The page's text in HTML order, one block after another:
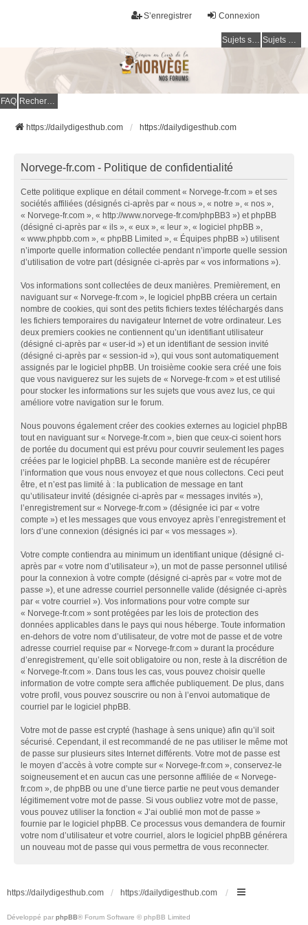
Connexion
S’enregistrer
Sujets sans réponse Sujets actifs
FAQ Rechercher
https://dailydigesthub.com https://dailydigesthub.com
Norvege-fr.com - Politique de confidentialité
Cette politique explique en détail comment « Norvege-fr.com » et ses
sociétés affiliées (désignés ci-après par « nous », « notre », « nos »,
« Norvege-fr.com », « http://www.norvege-fr.com/phpBB3 ») et phpBB
(désigné ci-après par « ils », « eux », « leur », « logiciel phpBB »,
« www.phpbb.com », « phpBB Limited », « Équipes phpBB ») utilisent
n’importe quelle information collectée pendant n’importe quelle session
d’utilisation de votre part (désignée ci-après par « vos informations »).
Vos informations sont collectées de deux manières. Premièrement, en
naviguant sur « Norvege-fr.com », le logiciel phpBB créera un certain
nombre de cookies, qui sont des petits fichiers textes téléchargés dans
les fichiers temporaires du navigateur Internet de votre ordinateur. Les
deux premiers cookies ne contiennent qu’un identifiant utilisateur
(désigné ci-après par « user-id ») et un identifiant de session invité
(désigné ci-après par « session-id »), qui vous sont automatiquement
assignés par le logiciel phpBB. Un troisième cookie sera créé une fois
que vous naviguerez sur les sujets de « Norvege-fr.com » et est utilisé
pour stocker les informations sur les sujets que vous avez lus, ce qui
améliore votre navigation sur le forum.
Nous pouvons également créer des cookies externes au logiciel phpBB
tout en naviguant sur « Norvege-fr.com », bien que ceux-ci soient hors
de portée du document qui est prévu pour couvrir seulement les pages
créées par le logiciel phpBB. La seconde manière est de récupérer
l’information que vous nous envoyez et que nous collectons. Ceci peut
être, et n’est pas limité à : la publication de message en tant
qu’utilisateur invité (désignée ci-après par « messages invités »),
l’enregistrement sur « Norvege-fr.com » (désignée ici par « votre
compte ») et les messages que vous envoyez après l’enregistrement et
lors d’une connexion (désignés ici par « vos messages »).
Votre compte contiendra au minimum un identifiant unique (désigné ci-
après par « votre nom d’utilisateur »), un mot de passe personnel utilisé
pour la connexion à votre compte (désigné ci-après par « votre mot de
passe »), et une adresse courriel personnelle valide (désignée ci-après
par « votre courriel »). Vos informations pour votre compte sur
« Norvege-fr.com » sont protégées par les lois de protection des
données applicables dans le pays qui nous héberge. Toute information
en-dehors de votre nom d’utilisateur, de votre mot de passe et de votre
adresse courriel requise par « Norvege-fr.com » durant la procédure
d’enregistrement, qu’elle soit obligatoire ou non, reste à la discrétion de
« Norvege-fr.com ». Dans tous les cas, vous pouvez choisir quelle
information de votre compte sera affichée publiquement. De plus, dans
votre profil, vous pouvez souscrire ou non à l’envoi automatique de
courriel par le logiciel phpBB.
Votre mot de passe est crypté (hashage à sens unique) afin qu’il soit
sécurisé. Cependant, il est recommandé de ne pas utiliser le même mot
de passe sur plusieurs sites Internet différents. Votre mot de passe est
le moyen d’accès à votre compte sur « Norvege-fr.com », conservez-le
soigneusement et en aucun cas une personne affiliée de « Norvege-
fr.com », de phpBB ou une d’une tierce partie ne peut vous demander
légitimement votre mot de passe. Si vous oubliez votre mot de passe,
vous pouvez utiliser la fonction « J’ai oublié mon mot de passe »
fournie par le logiciel phpBB. Ce processus vous demandera de fournir
votre nom d’utilisateur et votre courriel, alors le logiciel phpBB générera
un nouveau mot de passe qui vous permettra de vous reconnecter.
https://dailydigesthub.com https://dailydigesthub.com
Développé par phpBB® Forum Software © phpBB Limited